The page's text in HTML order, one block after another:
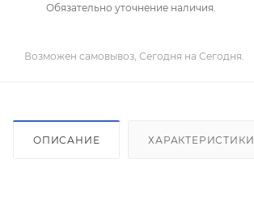
Обязательно уточнение наличия.
Возможен самовывоз, Сегодня на Сегодня.
ОПИСАНИЕ ХАРАКТЕРИСТИКИ